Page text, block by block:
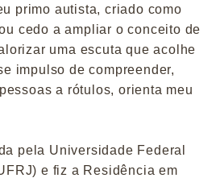
primo autista, criado como
cedo a ampliar o conceito de
uma escuta que acolhe
impulso de compreender,
a rótulos, orienta meu
pela Universidade Federal
e fiz a Residência em